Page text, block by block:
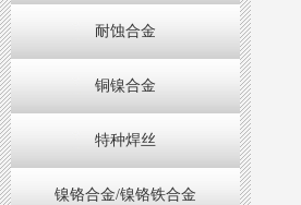
耐蚀合金
铜镍合金
特种焊丝
镍铬合金/镍铬铁合金